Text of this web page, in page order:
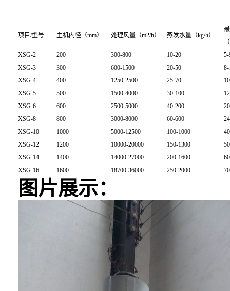
项目/型号 主机内径（mm） 处理风量（m2/h） 蒸发水量（kg/h）
XSG-2
200 300-800 10-20
5-
XSG-3
300 600-1500 20-50
8-
XSG-4
400 1250-2500 25-70
XSG-5
500 1500-4000 30-100
XSG-6
600 2500-5000 40-200
XSG-8
800 3000-8000 60-600
XSG-10
1000 5000-12500 100-1000
XSG-12
1200 10000-20000 150-1300
XSG-14
1400 14000-27000 200-1600
XSG-16
1600 18700-36000 250-2000
图片展示：